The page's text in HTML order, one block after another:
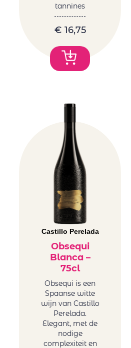
tannines
€ 16,75
Castillo Perelada
Obsequi
Blanca –
75cl
Obsequi is een
Spaanse witte
wijn van Castillo
Perelada.
Elegant, met de
nodige
complexiteit en